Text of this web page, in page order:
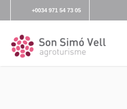
+0034 971 54 73 05